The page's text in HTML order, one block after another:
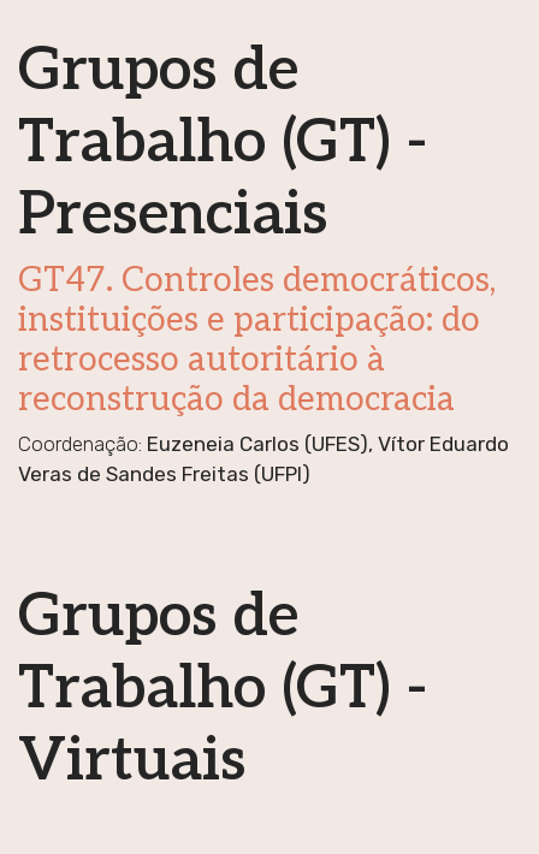
Grupos de
Trabalho (GT) -
Presenciais
GT47. Controles democráticos,
instituições e participação: do
retrocesso autoritário à
reconstrução da democracia
Coordenação: Euzeneia Carlos (UFES), Vítor Eduardo
Veras de Sandes Freitas (UFPI)
Grupos de
Trabalho (GT) -
Virtuais